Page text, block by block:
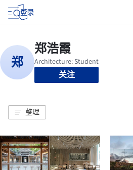
登录
关注
整理